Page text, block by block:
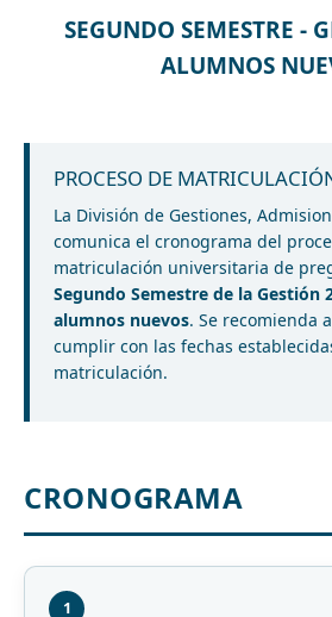
SEGUNDO SEMESTRE -
ALUMNOS
PROCESO DE
La División de Gestiones,
comunica el cronograma del
matriculación universitaria de
Segundo Semestre de la Gestión
alumnos nuevos. Se recomienda
cumplir con las fechas
matriculación.
CRONOGRAMA
1